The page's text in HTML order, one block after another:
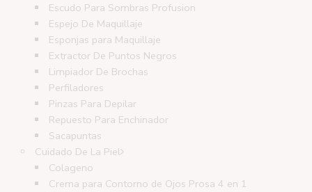
Escudo Para Sombras Profusion
Espejo De Maquillaje
Esponjas para Maquillaje
Extractor De Puntos Negros
Limpiador De Brochas
Perfiladores
Pinzas Para Depilar
Repuesto Para Enchinador
Sacapuntas
Cuidado De La Piel
Colageno
Crema para Contorno de Ojos Prosa 4 en 1